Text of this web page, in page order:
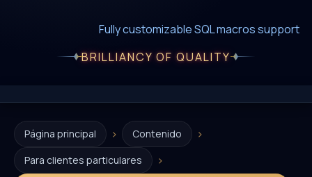
Fully customizable SQL macros support
BRILLIANCY OF QUALITY
Página principal › Contenido ›
Para clientes particulares ›